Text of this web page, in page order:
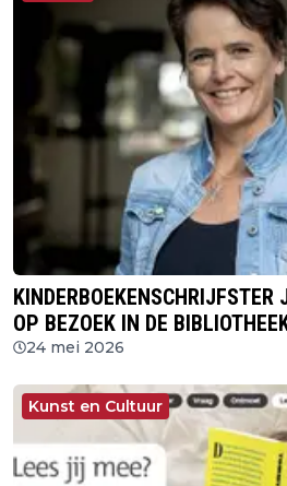
KINDERBOEKENSCHRIJFSTER
OP BEZOEK IN DE
24 mei 2026
Kunst en Cultuur